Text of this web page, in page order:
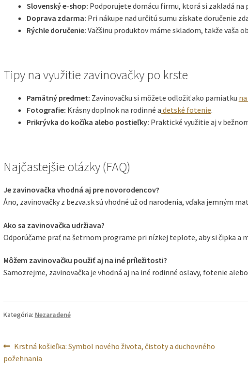
Slovenský e-shop: Podporujete domácu firmu, ktorá si zakladá
Doprava zdarma: Pri nákupe nad určitú sumu získate doručenie
Rýchle doručenie: Väčšinu produktov máme skladom, takže vaša
Tipy na využitie zavinovačky po krste
Pamätný predmet: Zavinovačku si môžete odložiť ako pamiatku
Fotografie: Krásny doplnok na rodinné a detské fotenie.
Prikrývka do kočíka alebo postieľky: Praktické využitie aj v
Najčastejšie otázky (FAQ)
Je zavinovačka vhodná aj pre novorodencov?
Áno, zavinovačky z bezva.sk sú vhodné už od narodenia, vďaka jemným
Ako sa zavinovačka udržiava?
Odporúčame prať na šetrnom programe pri nízkej teplote, aby si čipka a
Môžem zavinovačku použiť aj na iné príležitosti?
Samozrejme, zavinovačka je vhodná aj na iné rodinné oslavy, fotenie
Kategória: Nezaradené
Navigácia
v
Predchádzajúci
článok:
Krstná košieľka: Symbol nového života, čistoty a duchovného
požehnania